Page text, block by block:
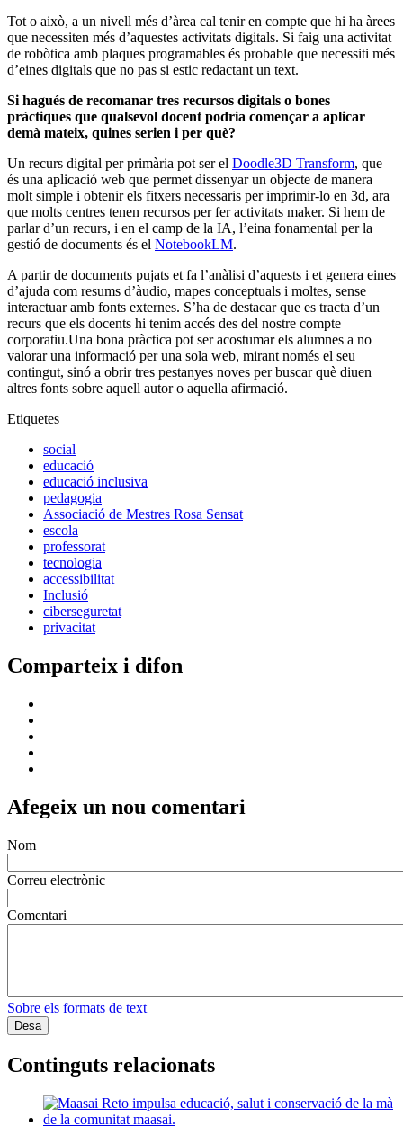
Tot o això, a un nivell més d’àrea cal tenir en compte que hi ha àrees
que necessiten més d’aquestes activitats digitals. Si faig una activitat
de robòtica amb plaques programables és probable que necessiti més
d’eines digitals que no pas si estic redactant un text.
Si hagués de recomanar tres recursos digitals o bones
pràctiques que qualsevol docent podria començar a aplicar
demà mateix, quines serien i per què?
Un recurs digital per primària pot ser el Doodle3D Transform, que
és una aplicació web que permet dissenyar un objecte de manera
molt simple i obtenir els fitxers necessaris per imprimir-lo en 3d, ara
que molts centres tenen recursos per fer activitats maker. Si hem de
parlar d’un recurs, i en el camp de la IA, l’eina fonamental per la
gestió de documents és el NotebookLM.
A partir de documents pujats et fa l’anàlisi d’aquests i et genera eines
d’ajuda com resums d’àudio, mapes conceptuals i moltes, sense
interactuar amb fonts externes. S’ha de destacar que es tracta d’un
recurs que els docents hi tenim accés des del nostre compte
corporatiu.Una bona pràctica pot ser acostumar els alumnes a no
valorar una informació per una sola web, mirant només el seu
contingut, sinó a obrir tres pestanyes noves per buscar què diuen
altres fonts sobre aquell autor o aquella afirmació.
Etiquetes
social
educació
educació inclusiva
pedagogia
Associació de Mestres Rosa Sensat
escola
professorat
tecnologia
accessibilitat
Inclusió
ciberseguretat
privacitat
Comparteix i difon
Afegeix un nou comentari
Nom
Correu electrònic
Comentari
Sobre els formats de text
Continguts relacionats